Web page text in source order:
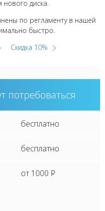
диска.
по регламенту в нашей
быстро.
Скидка 10%
потребоваться
бесплатно
бесплатно
от 1000 P